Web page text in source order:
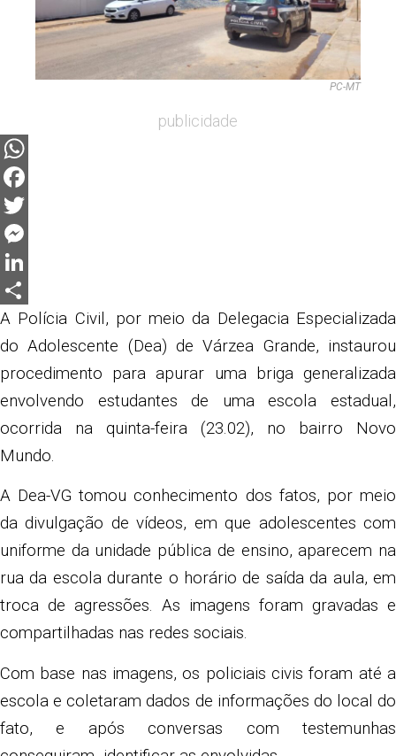
PC-MT
publicidade
WhatsApp
Facebook
Twitter
Messenger
LinkedIn
Share
A Polícia Civil, por meio da Delegacia Especializada
do Adolescente (Dea) de Várzea Grande, instaurou
procedimento para apurar uma briga generalizada
envolvendo estudantes de uma escola estadual,
ocorrida na quinta-feira (23.02), no bairro Novo
Mundo.
A Dea-VG tomou conhecimento dos fatos, por meio
da divulgação de vídeos, em que adolescentes com
uniforme da unidade pública de ensino, aparecem na
rua da escola durante o horário de saída da aula, em
troca de agressões. As imagens foram gravadas e
compartilhadas nas redes sociais.
Com base nas imagens, os policiais civis foram até a
escola e coletaram dados de informações do local do
fato, e após conversas com testemunhas